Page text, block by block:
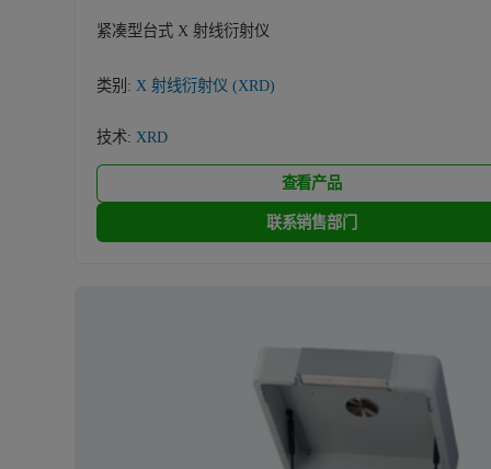
紧凑型台式 X 射线衍射仪
类别: X 射线衍射仪 (XRD)
技术:XRD
查看产品
联系销售部门